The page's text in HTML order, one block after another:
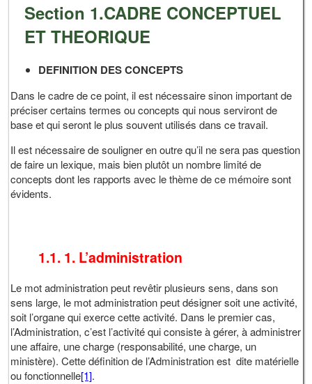
Section 1.CADRE CONCEPTUEL
ET THEORIQUE
DEFINITION DES CONCEPTS
Dans le cadre de ce point, il est nécessaire sinon important de
préciser certains termes ou concepts qui nous serviront de
base et qui seront le plus souvent utilisés dans ce travail.
Il est nécessaire de souligner en outre qu’il ne sera pas question
de faire un lexique, mais bien plutôt un nombre limité de
concepts dont les rapports avec le thème de ce mémoire sont
évidents.
1.1. 1. L’administration
Le mot administration peut revêtir plusieurs sens, dans son
sens large, le mot administration peut désigner soit une activité,
soit l’organe qui exerce cette activité. Dans le premier cas,
l’Administration, c’est l’activité qui consiste à gérer, à administrer
une affaire, une charge (responsabilité, une charge, un
ministère). Cette définition de l’Administration est dite matérielle
ou fonctionnelle[1].